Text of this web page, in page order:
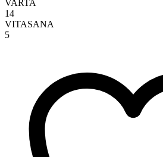
VARTA
14
VITASANA
5